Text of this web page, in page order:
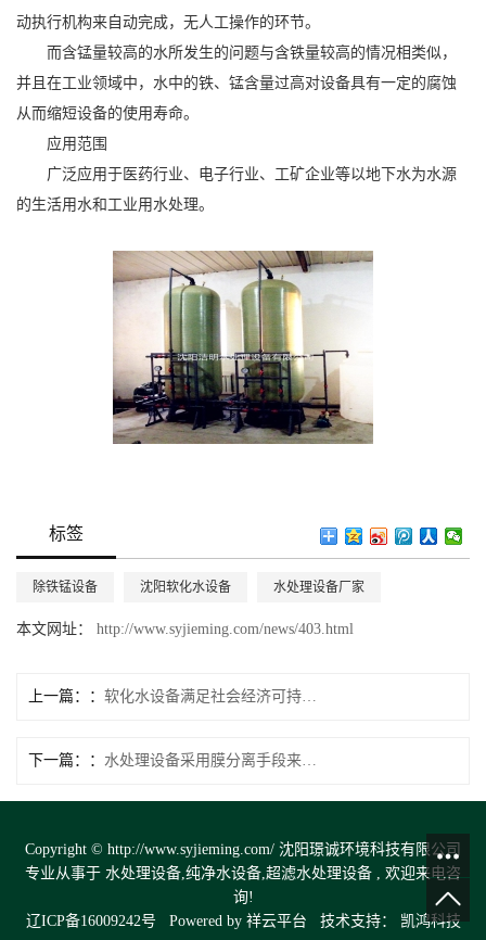
动执行机构来自动完成，无人工操作的环节。
而含锰量较高的水所发生的问题与含铁量较高的情况相类似，
并且在工业领域中，水中的铁、锰含量过高对设备具有一定的腐蚀
从而缩短设备的使用寿命。
应用范围
广泛应用于医药行业、电子行业、工矿企业等以地下水为水源
的生活用水和工业用水处理。
标签
除铁锰设备 沈阳软化水设备 水处理设备厂家
本文网址： http://www.syjieming.com/news/403.html
上一篇： 软化水设备满足社会经济可持续发展
下一篇： 水处理设备采用膜分离手段来除去水中的离子
Copyright © http://www.syjieming.com/ 沈阳璟诚环境科技有限公司
专业从事于 水处理设备,纯净水设备,超滤水处理设备 , 欢迎来电咨
询!
辽ICP备16009242号 Powered by 祥云平台 技术支持： 凯鸿科技